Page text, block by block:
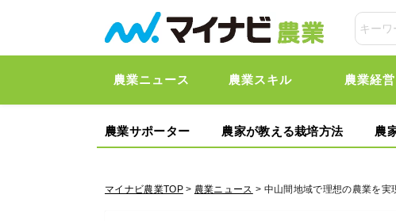
農業ニュース 農業スキル 農業経営
農業サポーター 農家が教える栽培方法 農
マイナビ農業TOP> 農業ニュース > 中山間地域で理想の農業を